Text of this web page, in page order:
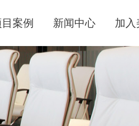
案例 新闻中心 加入